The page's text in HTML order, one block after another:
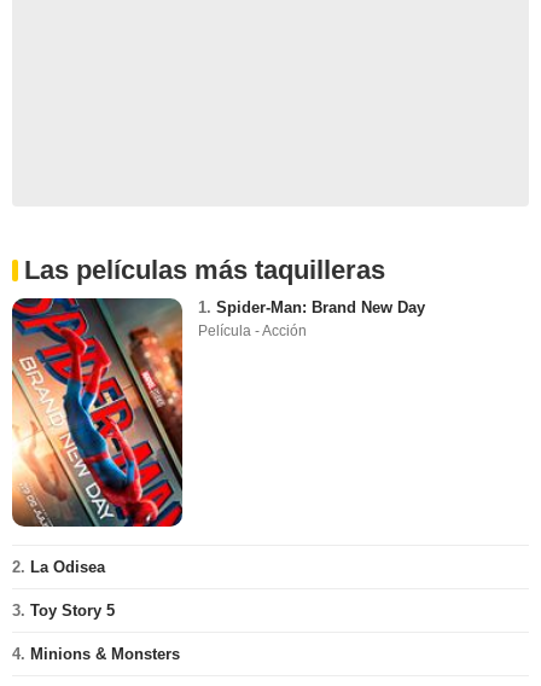
Las películas más taquilleras
1. Spider-Man: Brand New Day
Película - Acción
2. La Odisea
3. Toy Story 5
4. Minions & Monsters